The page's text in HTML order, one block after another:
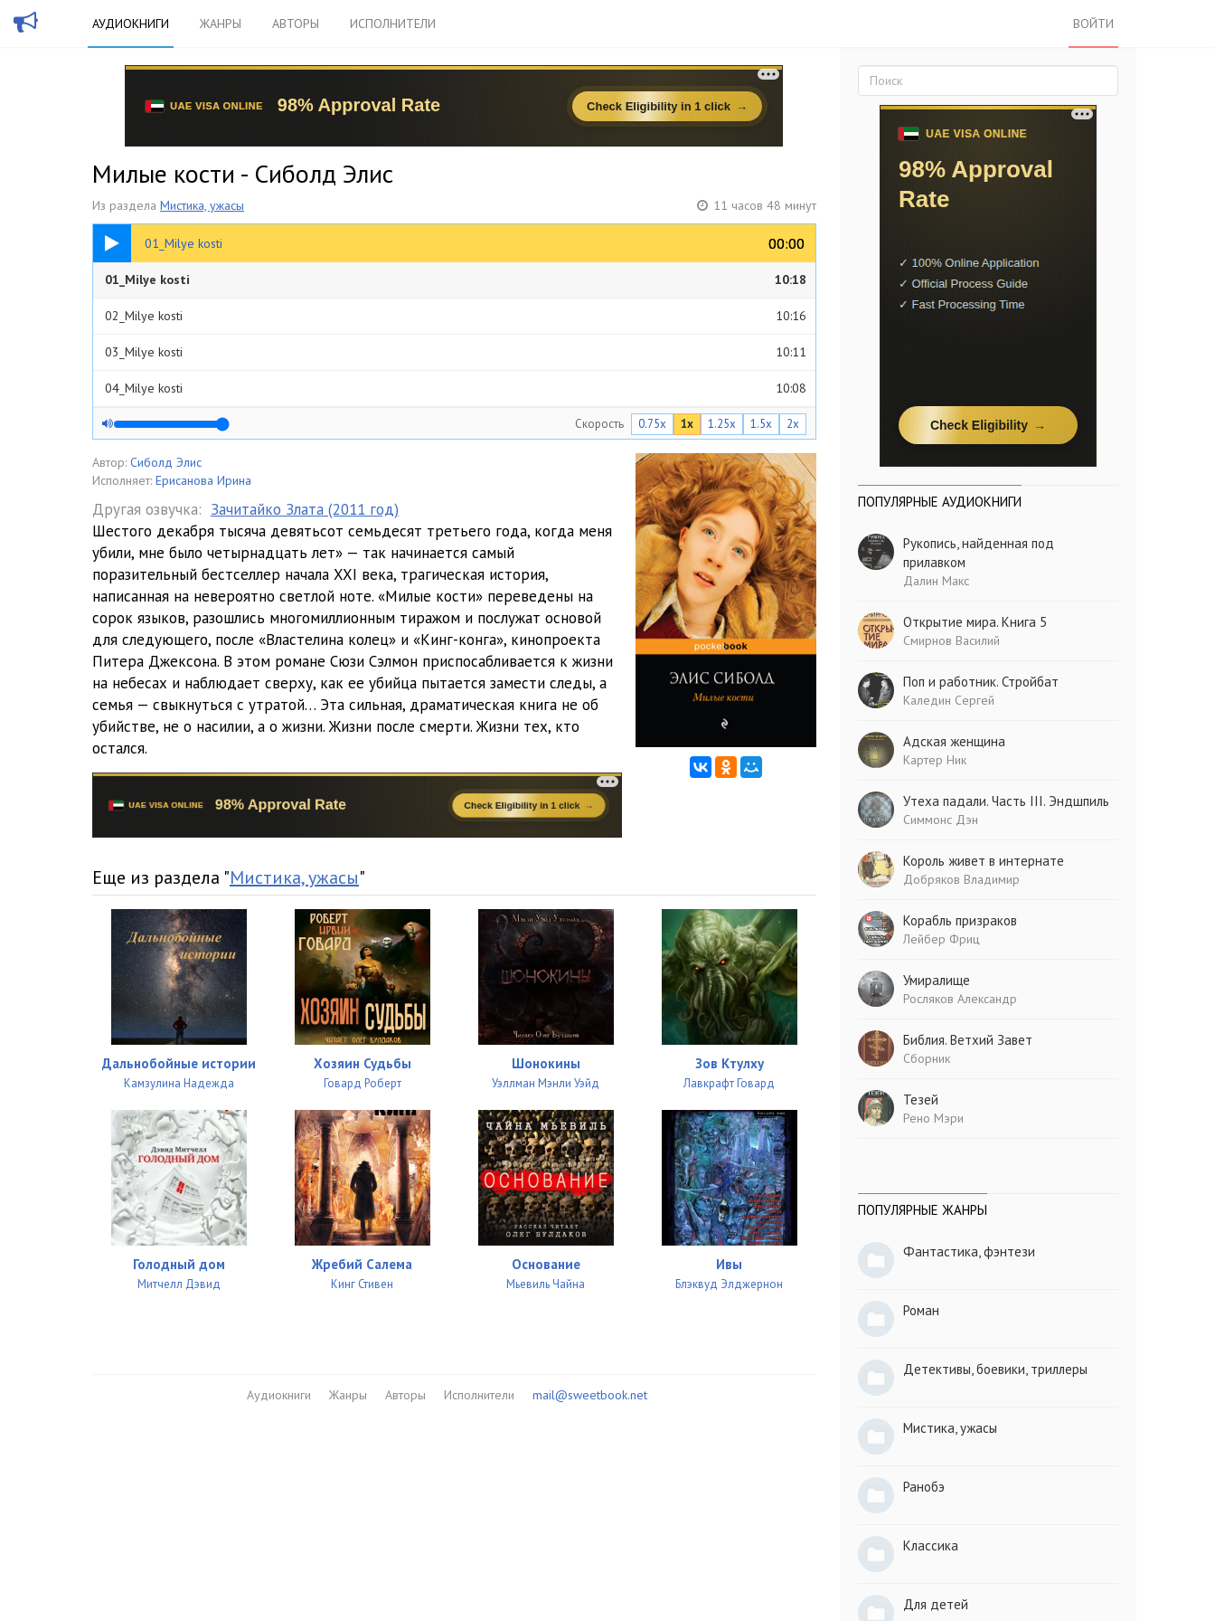
АУДИОКНИГИ ЖАНРЫ АВТОРЫ ИСПОЛНИТЕЛИ ВОЙТИ
Милые кости - Сиболд Элис
Из раздела Мистика, ужасы 11 часов 48 минут
01_Milye kosti 00:00
00:00
10:18
01_Milye kosti 10:18
02_Milye kosti 10:16
03_Milye kosti 10:11
04_Milye kosti 10:08
05_Milye kosti 10:40
06_Milye kosti 10:03
10:12
08_Milye kosti 10:59
09_Milye kosti 10:15
10_Milye kosti 10:04
11_Milye kosti 10:20
12_Milye kosti
13_Milye kosti
14_Milye kosti 10:13
18_Milye kosti 10:14
19_Milye kosti 10:06
20_Milye kosti 10:02
21_Milye kosti 10:55
22_Milye kosti 10:24
23_Milye kosti
24_Milye kosti 10:04
25_Milye kosti 10:14
26_Milye kosti 10:03
27_Milye kosti 10:22
28_Milye kosti
29_Milye kosti 10:02
Скорость 0.75x 1x 1.25x 1.5x 2x
Автор: Сиболд Элис
Исполняет: Ерисанова Ирина
Другая озвучка: Зачитайко Злата (2011 год)
Шестого декабря тысяча девятьсот семьдесят третьего года, когда меня
убили, мне было четырнадцать лет» — так начинается самый
поразительный бестселлер начала XXI века, трагическая история,
написанная на невероятно светлой ноте. «Милые кости» переведены на
сорок языков, разошлись многомиллионным тиражом и послужат основой
для следующего, после «Властелина колец» и «Кинг-конга», кинопроекта
Питера Джексона. В этом романе Сюзи Сэлмон приспосабливается к жизни
на небесах и наблюдает сверху, как ее убийца пытается замести следы, а
семья — свыкнуться с утратой… Эта сильная, драматическая книга не об
убийстве, не о насилии, а о жизни. Жизни после смерти. Жизни тех, кто
остался.
Еще из раздела "Мистика, ужасы"
Дальнобойные истории
Камзулина Надежда
Хозяин Судьбы
Говард Роберт
Шонокины
Уэллман Мэнли Уэйд
Зов Ктулху
Лавкрафт Говард
Голодный дом
Митчелл Дэвид
Жребий Салема
Кинг Стивен
Основание
Мьевиль Чайна
Ивы
Блэквуд Элджернон
Аудиокниги Жанры Авторы Исполнители mail@sweetbook.net
ПОПУЛЯРНЫЕ АУДИОКНИГИ
Рукопись, найденная под
прилавком
Далин Макс
Открытие мира. Книга 5
Смирнов Василий
Поп и работник. Стройбат
Каледин Сергей
Адская женщина
Картер Ник
Утеха падали. Часть III. Эндшпиль
Симмонс Дэн
Король живет в интернате
Добряков Владимир
Корабль призраков
Лейбер Фриц
Умиралище
Росляков Александр
Библия. Ветхий Завет
Сборник
Тезей
Рено Мэри
ПОПУЛЯРНЫЕ ЖАНРЫ
Фантастика, фэнтези
Роман
Детективы, боевики, триллеры
Мистика, ужасы
Ранобэ
Классика
Для детей